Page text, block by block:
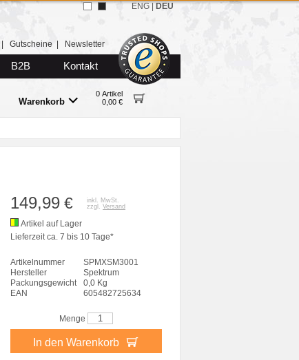
Gutscheine Newsletter
B2B Kontakt
Warenkorb
0 Artikel
0,00 €
ENG DEU
149,99 €
inkl. MwSt.
zzgl. Versand
Artikel auf Lager
Lieferzeit ca. 7 bis 10 Tage*
Artikelnummer
SPMXSM3001
Hersteller
Spektrum
Packungsgewicht
0,0 Kg
EAN
605482725634
Menge
In den Warenkorb